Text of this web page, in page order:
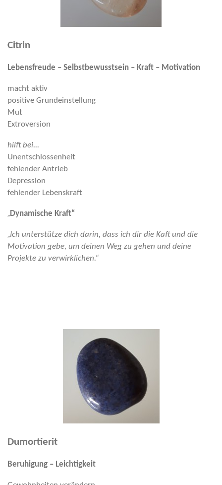
Citrin
Lebensfreude – Selbstbewusstsein – Kraft – Motivation
macht aktiv
positive Grundeinstellung
Mut
Extroversion
hilft bei...
Unentschlossenheit
fehlender Antrieb
Depression
fehlender Lebenskraft
„Dynamische Kraft“
„Ich unterstütze dich darin, dass ich dir die Kaft und die
Motivation gebe, um deinen Weg zu gehen und deine
Projekte zu verwirklichen.“
Dumortierit
Beruhigung – Leichtigkeit